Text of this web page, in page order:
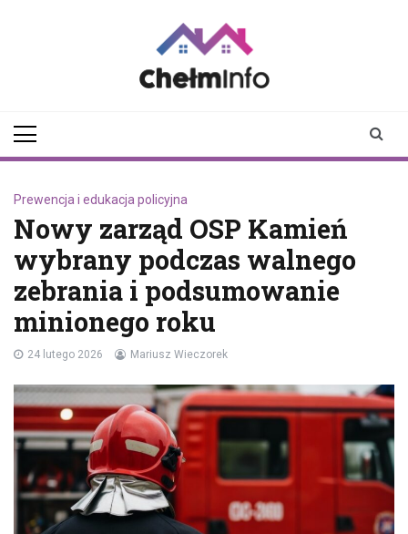
Prewencja i edukacja policyjna
Nowy zarząd OSP Kamień
wybrany podczas walnego
zebrania i podsumowanie
minionego roku
24 lutego 2026 Mariusz Wieczorek